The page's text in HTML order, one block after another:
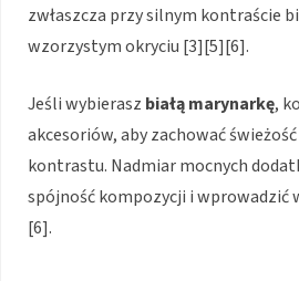
zwłaszcza przy silnym kontraście
wzorzystym okryciu [3][5][6].
Jeśli wybierasz białą marynarkę,
akcesoriów, aby zachować
kontrastu. Nadmiar mocnych
spójność kompozycji i wprowadzić
[6].